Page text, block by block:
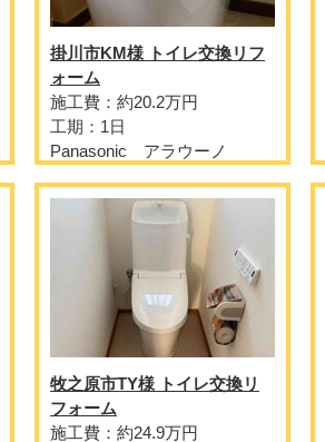
掛川市KM様 トイレ交換リフ
ォーム
施工費：約20.2万円
工期：1日
Panasonic アラウーノ
牧之原市TY様 トイレ交換リ
フォーム
施工費：約24.9万円